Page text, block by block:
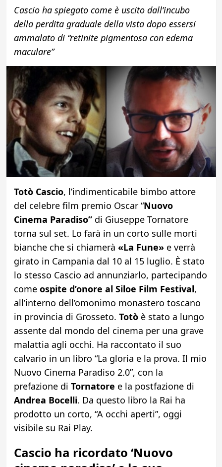
Cascio ha spiegato come è uscito dall’incubo
della perdita graduale della vista dopo essersi
ammalato di “retinite pigmentosa con edema
maculare”
Totò Cascio, l’indimenticabile bimbo attore
del celebre film premio Oscar “Nuovo
Cinema Paradiso”di Giuseppe Tornatore
torna sul set. Lo farà in un corto sulle morti
bianche che si chiamerà «La Fune»e verrà
girato in Campania dal 10 al 15 luglio. È stato
lo stesso Cascio ad annunziarlo, partecipando
come ospite d’onore al Siloe Film Festival,
all’interno dell’omonimo monastero toscano
in provincia di Grosseto. Totòè stato a lungo
assente dal mondo del cinema per una grave
malattia agli occhi. Ha raccontato il suo
calvario in un libro “La gloria e la prova. Il mio
Nuovo Cinema Paradiso 2.0”, con la
prefazione di Tornatore e la postfazione di
Andrea Bocelli. Da questo libro la Rai ha
prodotto un corto, “A occhi aperti”, oggi
visibile su Rai Play.
Cascio ha ricordato ‘Nuovo